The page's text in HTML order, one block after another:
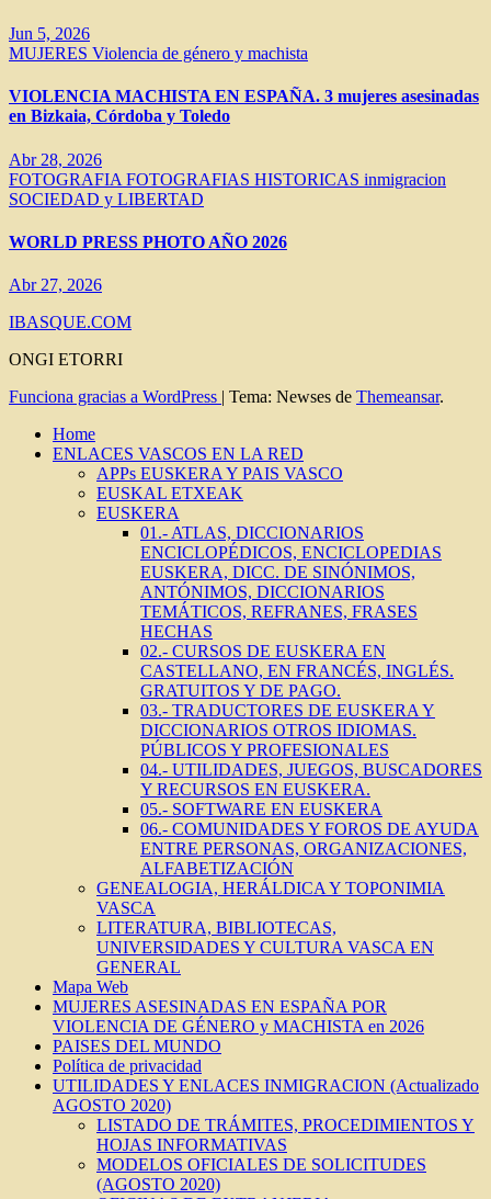
Jun 5, 2026
MUJERES Violencia de género y machista
VIOLENCIA MACHISTA EN ESPAÑA. 3 mujeres asesinadas
en Bizkaia, Córdoba y Toledo
Abr 28, 2026
FOTOGRAFIA FOTOGRAFIAS HISTORICAS inmigracion
SOCIEDAD y LIBERTAD
WORLD PRESS PHOTO AÑO 2026
Abr 27, 2026
IBASQUE.COM
ONGI ETORRI
Funciona gracias a WordPress | Tema: Newses de Themeansar.
Home
ENLACES VASCOS EN LA RED
APPs EUSKERA Y PAIS VASCO
EUSKAL ETXEAK
EUSKERA
01.- ATLAS, DICCIONARIOS
ENCICLOPÉDICOS, ENCICLOPEDIAS
EUSKERA, DICC. DE SINÓNIMOS,
ANTÓNIMOS, DICCIONARIOS
TEMÁTICOS, REFRANES, FRASES
HECHAS
02.- CURSOS DE EUSKERA EN
CASTELLANO, EN FRANCÉS, INGLÉS.
GRATUITOS Y DE PAGO.
03.- TRADUCTORES DE EUSKERA Y
DICCIONARIOS OTROS IDIOMAS.
PÚBLICOS Y PROFESIONALES
04.- UTILIDADES, JUEGOS, BUSCADORES
Y RECURSOS EN EUSKERA.
05.- SOFTWARE EN EUSKERA
06.- COMUNIDADES Y FOROS DE AYUDA
ENTRE PERSONAS, ORGANIZACIONES,
ALFABETIZACIÓN
GENEALOGIA, HERÁLDICA Y TOPONIMIA
VASCA
LITERATURA, BIBLIOTECAS,
UNIVERSIDADES Y CULTURA VASCA EN
GENERAL
Mapa Web
MUJERES ASESINADAS EN ESPAÑA POR
VIOLENCIA DE GÉNERO y MACHISTA en 2026
PAISES DEL MUNDO
Política de privacidad
UTILIDADES Y ENLACES INMIGRACION (Actualizado
AGOSTO 2020)
LISTADO DE TRÁMITES, PROCEDIMIENTOS Y
HOJAS INFORMATIVAS
MODELOS OFICIALES DE SOLICITUDES
(AGOSTO 2020)